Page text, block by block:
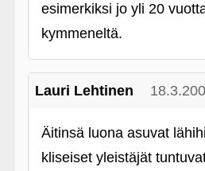
esimerkiksi jo yli 20
kymmeneltä.
Lauri Lehtinen
Äitinsä luona asuvat
kliseiset yleistäjät